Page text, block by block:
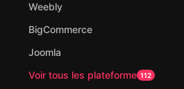
Weebly
BigCommerce
Joomla
Voir tous les plateforme 112